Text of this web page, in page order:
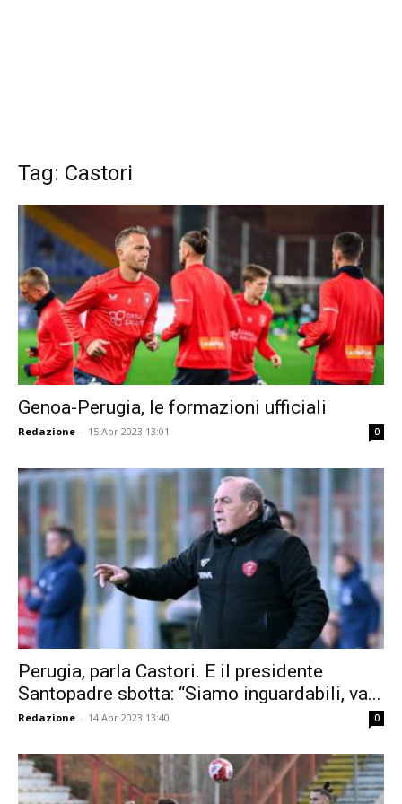
Tag: Castori
Genoa-Perugia, le formazioni ufficiali
Redazione - 15 Apr 2023 13:01 0
Perugia, parla Castori. E il presidente
Santopadre sbotta: “Siamo inguardabili, va...
Redazione - 14 Apr 2023 13:40 0